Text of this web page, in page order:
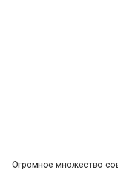
Огромное множество